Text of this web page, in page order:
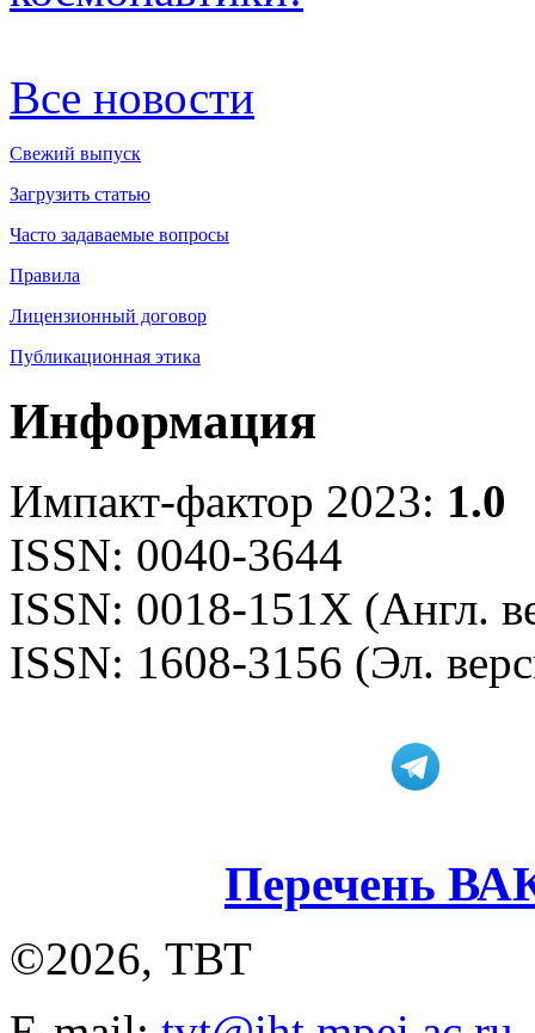
Все новости
Свежий выпуск
Загрузить статью
Часто задаваемые вопросы
Правила
Лицензионный договор
Публикационная этика
Информация
Импакт-фактор 2023: 1.0
ISSN: 0040-3644
ISSN: 0018-151X (Англ.
ISSN: 1608-3156 (Эл.
Перечень
©2026, ТВТ